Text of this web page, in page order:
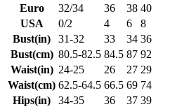
Euro
32/34 36 38 40
USA
0/2 4 6
8
Bust(in)
31-32 33 34 36
Bust(cm) 80.5-82.5 84.5 87 92
Waist(in) 24-25 26 27 29
Waist(cm) 62.5-64.5 66.5 69 74
Hips(in)
34-35 36 37 39